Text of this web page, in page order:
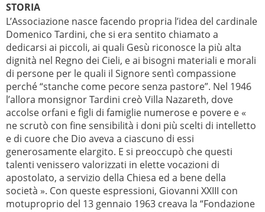
STORIA
L’Associazione nasce facendo propria l’idea del cardinale
Domenico Tardini, che si era sentito chiamato a
dedicarsi ai piccoli, ai quali Gesù riconosce la più alta
dignità nel Regno dei Cieli, e ai bisogni materiali e morali
di persone per le quali il Signore sentì compassione
perché “stanche come pecore senza pastore”. Nel 1946
l’allora monsignor Tardini creò Villa Nazareth, dove
accolse orfani e figli di famiglie numerose e povere e «
ne scrutò con fine sensibilità i doni più scelti di intelletto
e di cuore che Dio aveva a ciascuno di essi
generosamente elargito. E si preoccupò che questi
talenti venissero valorizzati in elette vocazioni di
apostolato, a servizio della Chiesa ed a bene della
società ». Con queste espressioni, Giovanni XXIII con
motuproprio del 13 gennaio 1963 creava la “Fondazione